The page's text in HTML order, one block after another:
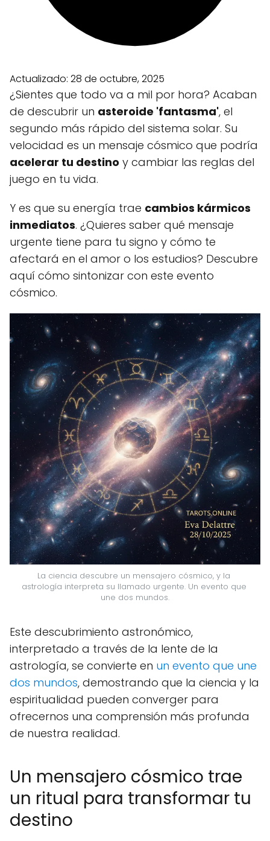
Actualizado: 28 de octubre, 2025
¿Sientes que todo va a mil por hora? Acaban
de descubrir un asteroide 'fantasma', el
segundo más rápido del sistema solar. Su
velocidad es un mensaje cósmico que podría
acelerar tu destino y cambiar las reglas del
juego en tu vida.
Y es que su energía trae cambios kármicos
inmediatos. ¿Quieres saber qué mensaje
urgente tiene para tu signo y cómo te
afectará en el amor o los estudios? Descubre
aquí cómo sintonizar con este evento
cósmico.
La ciencia descubre un mensajero cósmico, y la
astrología interpreta su llamado urgente. Un evento que
une dos mundos.
Este descubrimiento astronómico,
interpretado a través de la lente de la
astrología, se convierte en un evento que une
dos mundos, demostrando que la ciencia y la
espiritualidad pueden converger para
ofrecernos una comprensión más profunda
de nuestra realidad.
Un mensajero cósmico trae
un ritual para transformar tu
destino